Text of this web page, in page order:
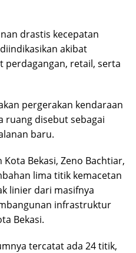
drastis kecepatan
akibat
perdagangan, retail, serta
pergerakan kendaraan
ruang disebut sebagai
baru.
Bekasi, Zeno Bachtiar,
lima titik kemacetan
linier dari masifnya
infrastruktur
Bekasi.
tercatat ada 24 titik,